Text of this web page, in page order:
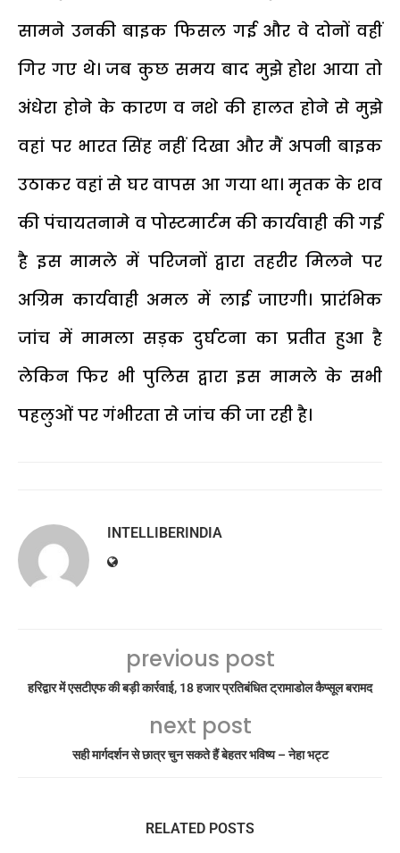
सामने उनकी बाइक फिसल गई और वे दोनों वहीं
गिर गए थे। जब कुछ समय बाद मुझे होश आया तो
अंधेरा होने के कारण व नशे की हालत होने से मुझे
वहां पर भारत सिंह नहीं दिखा और मैं अपनी बाइक
उठाकर वहां से घर वापस आ गया था। मृतक के शव
की पंचायतनामे व पोस्टमार्टम की कार्यवाही की गई
है इस मामले में परिजनों द्वारा तहरीर मिलने पर
अग्रिम कार्यवाही अमल में लाई जाएगी। प्रारंभिक
जांच में मामला सड़क दुर्घटना का प्रतीत हुआ है
लेकिन फिर भी पुलिस द्वारा इस मामले के सभी
पहलुओं पर गंभीरता से जांच की जा रही है।
INTELLIBERINDIA
previous post
हरिद्वार में एसटीएफ की बड़ी कार्रवाई, 18 हजार प्रतिबंधित ट्रामाडोल कैप्सूल बरामद
next post
सही मार्गदर्शन से छात्र चुन सकते हैं बेहतर भविष्य – नेहा भट्ट
RELATED POSTS